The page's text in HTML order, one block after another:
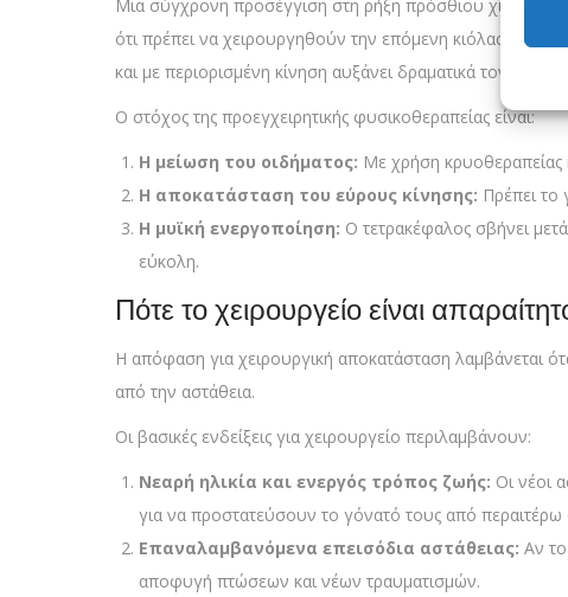
Μια σύγχρονη προσέγγιση στη ρήξη πρόσθιου χιαστού
ότι πρέπει να χειρουργηθούν την επόμενη κιόλας
και με περιορισμένη κίνηση αυξάνει δραματικά τον
Ο στόχος της προεγχειρητικής φυσικοθεραπείας είναι:
Η μείωση του οιδήματος: Με χρήση κρυοθεραπείας
Η αποκατάσταση του εύρους κίνησης: Πρέπει το
Η μυϊκή ενεργοποίηση: Ο τετρακέφαλος σβήνει
εύκολη.
Πότε το χειρουργείο είναι
Η απόφαση για χειρουργική αποκατάσταση λαμβάνεται
από την αστάθεια.
Οι βασικές ενδείξεις για χειρουργείο περιλαμβάνουν:
Νεαρή ηλικία και ενεργός τρόπος ζωής: Οι νέοι
για να προστατεύσουν το γόνατό τους από
Επαναλαμβανόμενα επεισόδια αστάθειας: Αν
αποφυγή πτώσεων και νέων τραυματισμών.